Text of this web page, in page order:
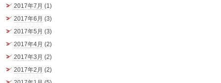
2017年7月 (1)
2017年6月 (3)
2017年5月 (3)
2017年4月 (2)
2017年3月 (2)
2017年2月 (2)